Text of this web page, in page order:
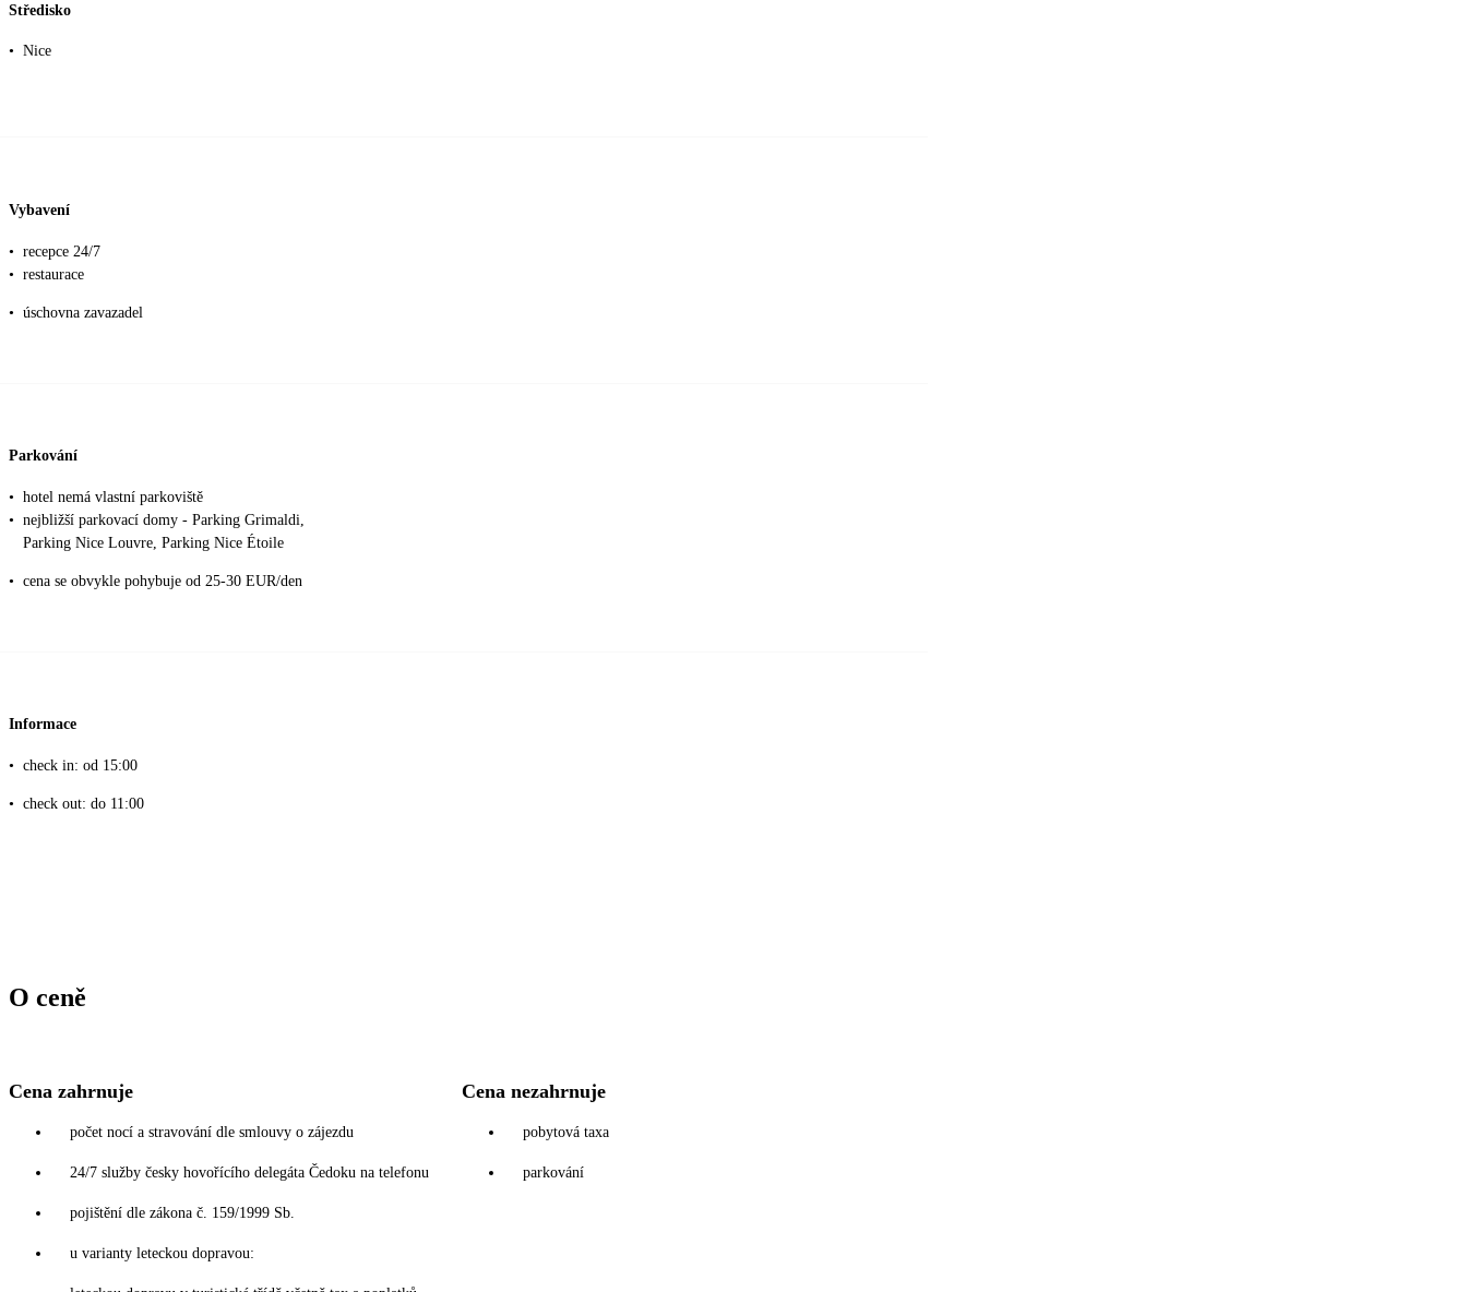
Středisko
• Nice
Vybavení
• recepce 24/7
• restaurace
• úschovna zavazadel
Parkování
• hotel nemá vlastní parkoviště
• nejbližší parkovací domy - Parking Grimaldi,
Parking Nice Louvre, Parking Nice Étoile
• cena se obvykle pohybuje od 25-30 EUR/den
Informace
• check in: od 15:00
• check out: do 11:00
O ceně
Cena zahrnuje
počet nocí a stravování dle smlouvy o zájezdu
24/7 služby česky hovořícího delegáta Čedoku na telefonu
pojištění dle zákona č. 159/1999 Sb.
u varianty leteckou dopravou:
Cena nezahrnuje
pobytová taxa
parkování